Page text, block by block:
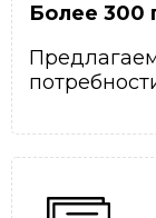
Более 300